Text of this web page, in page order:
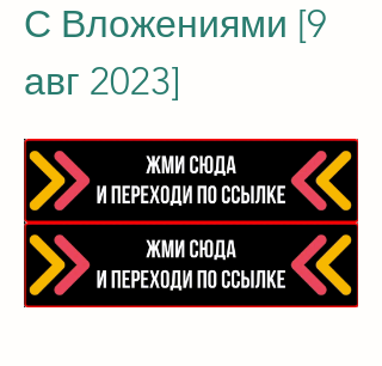
С Вложениями [9
авг 2023]